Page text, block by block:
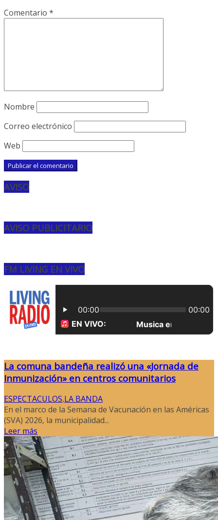
Comentario *
Nombre
Correo electrónico
Web
AVISO
AVISO PUBLICITARIO
FM LIVING EN VIVO
La comuna bandeña realizó una «Jornada de
Inmunización» en centros comunitarios
ESPECTACULOS,LA BANDA
En el marco de la Semana de Vacunación en las Américas
(SVA) 2026, la municipalidad...
Leer más